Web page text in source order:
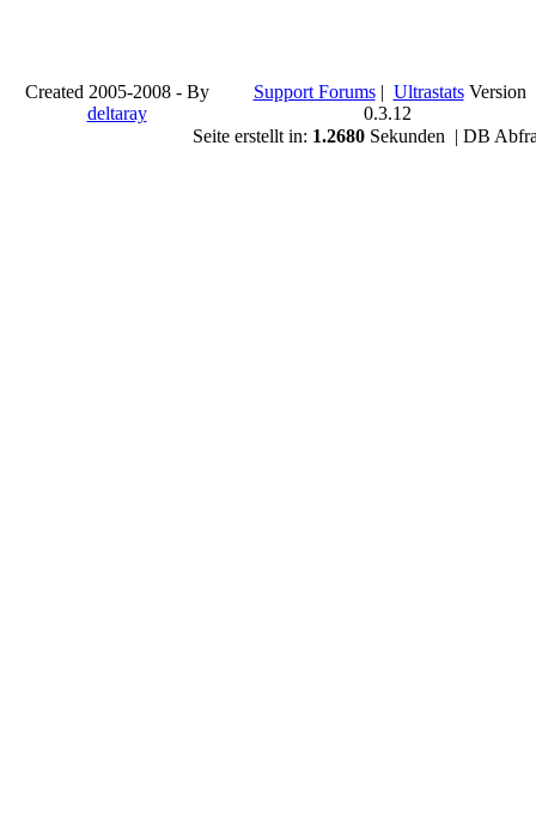
Created 2005-2008 - By
deltaray
Support Forums| UltrastatsVersion
0.3.12
Seite erstellt in: 1.2680Sekunden | DB